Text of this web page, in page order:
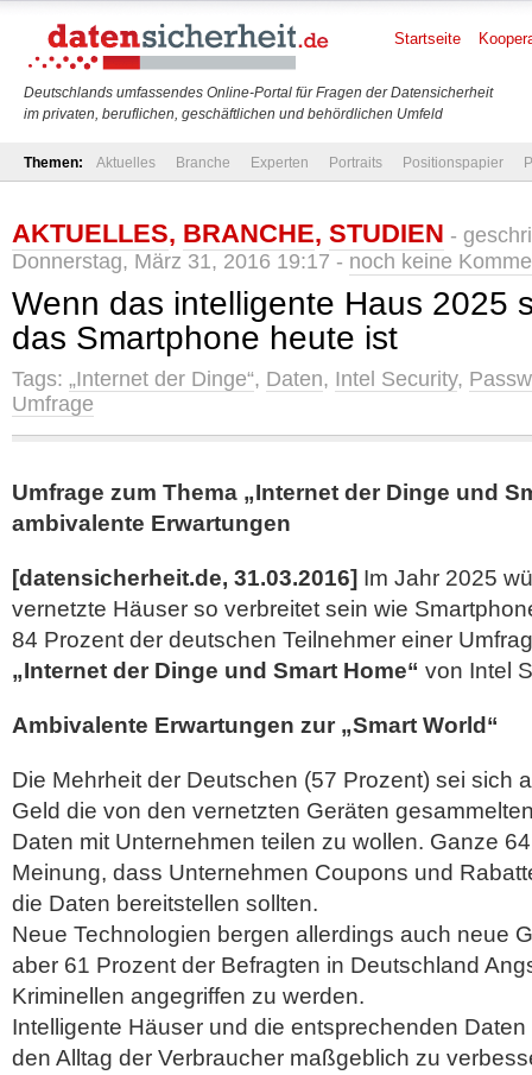
Deutschlands umfassendes Online-Portal für Fragen der Datensicherheit
im privaten, beruflichen, geschäftlichen und behördlichen Umfeld
Startseite
Themen: Aktuelles Branche Experten Portraits Positionspapier
AKTUELLES, BRANCHE, STUDIEN -
Donnerstag, März 31, 2016 19:17 - noch keine
Wenn das intelligente Haus 2025
das Smartphone heute ist
Tags: „Internet der Dinge“, Daten, Intel Security,
Umfrage
Umfrage zum Thema „Internet der Dinge und
ambivalente Erwartungen
[datensicherheit.de, 31.03.2016] Im Jahr 2025
vernetzte Häuser so verbreitet sein wie
84 Prozent der deutschen Teilnehmer einer
„Internet der Dinge und Smart Home“ von Intel
Ambivalente Erwartungen zur „Smart World“
Die Mehrheit der Deutschen (57 Prozent) sei sich
Geld die von den vernetzten Geräten
Daten mit Unternehmen teilen zu wollen. Ganze
Meinung, dass Unternehmen Coupons und
die Daten bereitstellen sollten.
Neue Technologien bergen allerdings auch neue
aber 61 Prozent der Befragten in Deutschland
Kriminellen angegriffen zu werden.
Intelligente Häuser und die entsprechenden
den Alltag der Verbraucher maßgeblich zu